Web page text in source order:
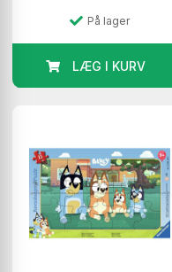
På lager
LÆG I KURV